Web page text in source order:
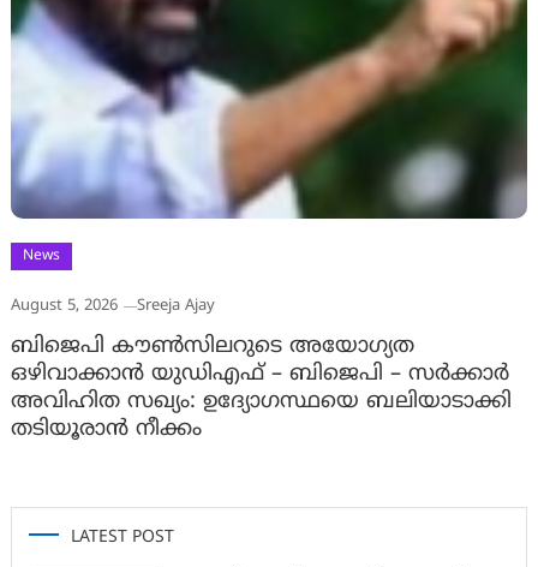
News
August 5, 2026 Sreeja Ajay
ബിജെപി കൗൺസിലറുടെ അയോഗ്യത
ഒഴിവാക്കാൻ യുഡിഎഫ് – ബിജെപി – സർക്കാർ
അവിഹിത സഖ്യം: ഉദ്യോഗസ്ഥയെ ബലിയാടാക്കി
തടിയൂരാൻ നീക്കം
LATEST POST